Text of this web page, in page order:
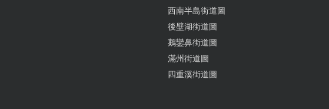
西南半島街道圖
後壁湖街道圖
鵝鑾鼻街道圖
滿州街道圖
四重溪街道圖